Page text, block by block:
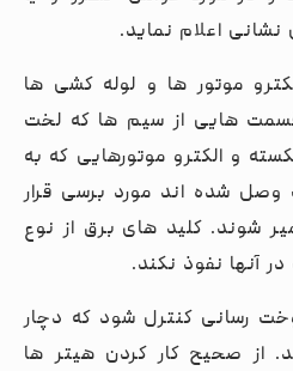
اعلام نماید.
موتور ها و لوله کشی ها
قسمت هایی از سیم ها که لخت
و الکترو موتورهایی که به
وصل شده اند مورد برسی قرار
شوند. کلید های برق از نوع
آنها نفوذ نکند.
رسانی کنترل شود که دچار
از صحیح کار کردن هیتر ها